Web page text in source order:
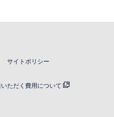
サイトポリシー
ただく費用について